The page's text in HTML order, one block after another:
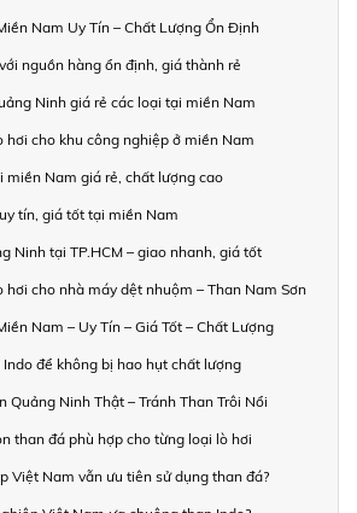
Nam Uy Tín – Chất Lượng Ổn Định
nguồn hàng ổn định, giá thành rẻ
Ninh giá rẻ các loại tại miền Nam
hơi cho khu công nghiệp ở miền Nam
miền Nam giá rẻ, chất lượng cao
tín, giá tốt tại miền Nam
Ninh tại TP.HCM – giao nhanh, giá tốt
hơi cho nhà máy dệt nhuộm – Than Nam Sơn
Nam – Uy Tín – Giá Tốt – Chất Lượng
để không bị hao hụt chất lượng
Quảng Ninh Thật – Tránh Than Trôi Nổi
than đá phù hợp cho từng loại lò hơi
Việt Nam vẫn ưu tiên sử dụng than đá?